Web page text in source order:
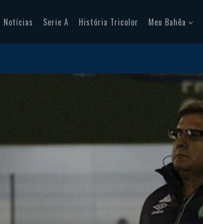
Notícias Serie A História Tricolor Meu Bahêa